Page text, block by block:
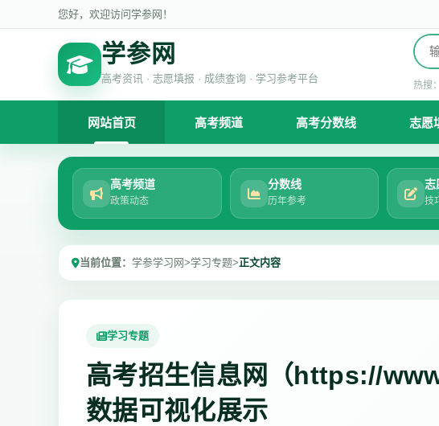
您好，欢迎访问学参网！
学参网
高考资讯 · 志愿填报 · 成绩查询 · 学习参考平台
热搜：
网站首页 高考频道 高考分数线 志愿
高考频道
政策动态
分数线
历年参考
志
技
当前位置： 学参学习网>学习专题>正文内容
学习专题
高考招生信息网（https://
数据可视化展示